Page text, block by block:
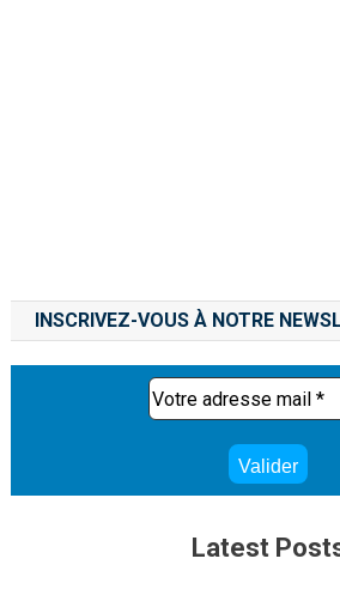
INSCRIVEZ-VOUS À NOTRE
Latest